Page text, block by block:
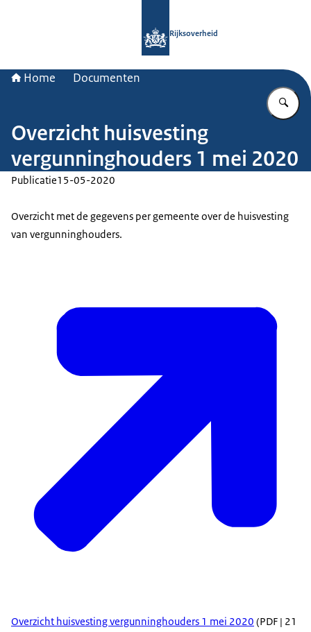
Rijksoverheid
Home Documenten
Overzicht huisvesting
vergunninghouders 1 mei 2020
Publicatie15-05-2020
Overzicht met de gegevens per gemeente over de huisvesting
van vergunninghouders.
Overzicht huisvesting vergunninghouders 1 mei 2020 (PDF | 21